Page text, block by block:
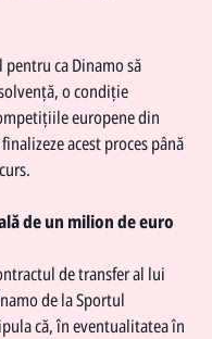
ca Dinamo să
o condiție
europene din
acest proces până
de un milion de euro
de transfer al lui
de la Sportul
că, în eventualitatea în